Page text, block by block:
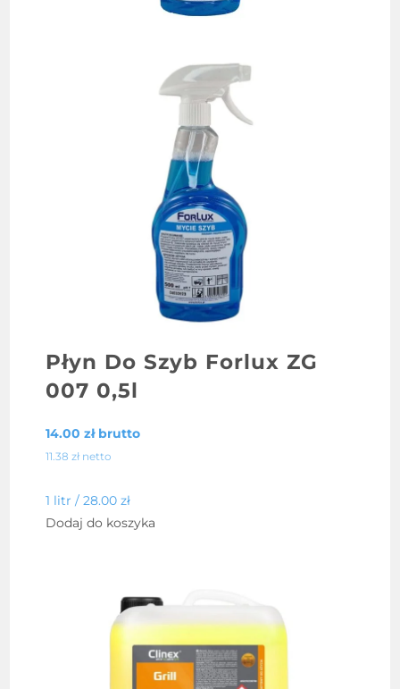
Płyn Do Szyb Forlux ZG
007 0,5l
14.00złbrutto
11.38 zł netto
1 litr / 28.00zł
Dodaj do koszyka